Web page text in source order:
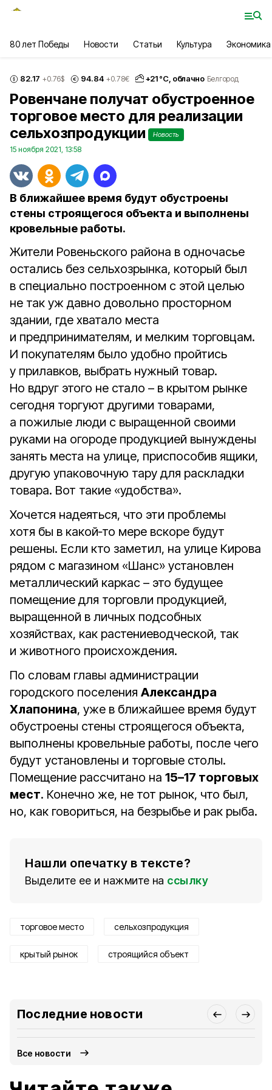
80 лет Победы Новости Статьи Культура Экономика
82.17 +0.76$ 94.84 +0.78€ +21°С, облачно Белгород
Ровенчане получат обустроенное
торговое место для реализации
сельхозпродукции
Новость
15 ноября 2021, 13:58
В ближайшее время будут обустроены
стены строящегося объекта и выполнены
кровельные работы.
Жители Ровеньского района в одночасье
остались без сельхозрынка, который был
в специально построенном с этой целью
не так уж давно довольно просторном
здании, где хватало места
и предпринимателям, и мелким торговцам.
И покупателям было удобно пройтись
у прилавков, выбрать нужный товар.
Но вдруг этого не стало – в крытом рынке
сегодня торгуют другими товарами,
а пожилые люди с выращенной своими
руками на огороде продукцией вынуждены
занять места на улице, приспособив ящики,
другую упаковочную тару для раскладки
товара. Вот такие «удобства».
Хочется надеяться, что эти проблемы
хотя бы в какой‑то мере вскоре будут
решены. Если кто заметил, на улице Кирова
рядом с магазином «Шанс» установлен
металлический каркас – это будущее
помещение для торговли продукцией,
выращенной в личных подсобных
хозяйствах, как растениеводческой, так
и животного происхождения.
По словам главы администрации
городского поселения Александра
Хлапонина, уже в ближайшее время будут
обустроены стены строящегося объекта,
выполнены кровельные работы, после чего
будут установлены и торговые столы.
Помещение рассчитано на 15–17 торговых
мест. Конечно же, не тот рынок, что был,
но, как говориться, на безрыбье и рак рыба.
Нашли опечатку в тексте?
Выделите ее и нажмите на ссылку
торговое место сельхозпродукция
крытый рынок строящийся объект
Последние новости
Все новости